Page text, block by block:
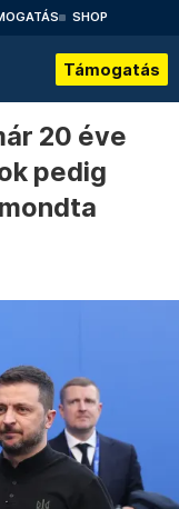
SHOP
Támogatás
20 éve
pedig